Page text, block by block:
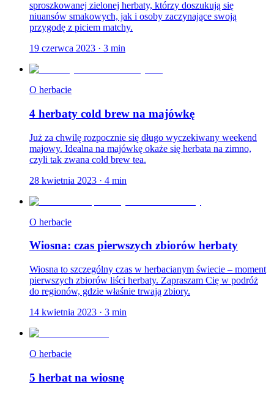
sproszkowanej zielonej herbaty, którzy doszukują się
niuansów smakowych, jak i osoby zaczynające swoją
przygodę z piciem matchy.
19 czerwca 2023 · 3 min
O herbacie
4 herbaty cold brew na majówkę
Już za chwilę rozpocznie się długo wyczekiwany weekend
majowy. Idealna na majówkę okaże się herbata na zimno,
czyli tak zwana cold brew tea.
28 kwietnia 2023 · 4 min
O herbacie
Wiosna: czas pierwszych zbiorów herbaty
Wiosna to szczególny czas w herbacianym świecie – moment
pierwszych zbiorów liści herbaty. Zapraszam Cię w podróż
do regionów, gdzie właśnie trwają zbiory.
14 kwietnia 2023 · 3 min
O herbacie
5 herbat na wiosnę